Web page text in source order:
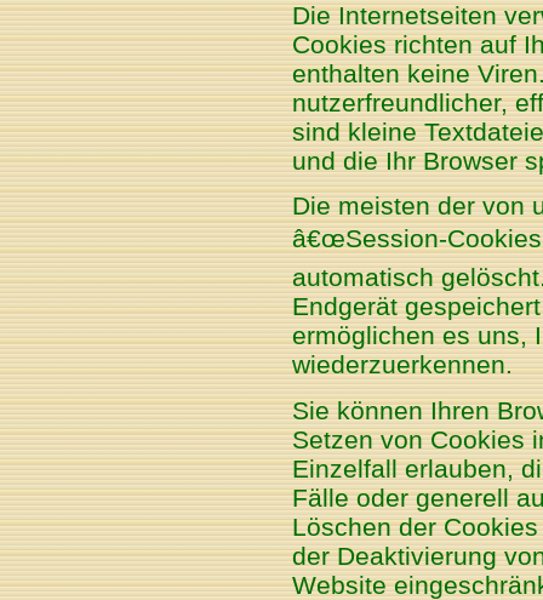
Die Internetseiten
Cookies richten auf
enthalten keine
nutzerfreundlicher,
sind kleine
und die Ihr Browser
Die meisten der von
â€œSession-
automatisch
Endgerät
ermöglichen es uns,
wiederzuerkennen.
Sie können Ihren
Setzen von Cookies
Einzelfall erlauben,
Fälle oder generell
Löschen der
der Deaktivierung
Website